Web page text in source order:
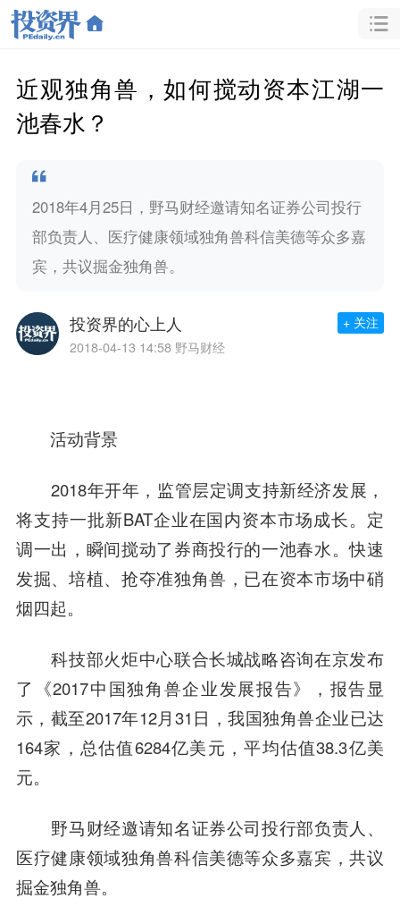
近观独角兽，如何搅动资本江湖一
池春水？
2018年4月25日，野马财经邀请知名证券公司投行
部负责人、医疗健康领域独角兽科信美德等众多嘉
宾，共议掘金独角兽。
投资界的心上人
2018-04-13 14:58 野马财经
+ 关注
活动背景
2018年开年，监管层定调支持新经济发展，
将支持一批新BAT企业在国内资本市场成长。定
调一出，瞬间搅动了券商投行的一池春水。快速
发掘、培植、抢夺准独角兽，已在资本市场中硝
烟四起。
科技部火炬中心联合长城战略咨询在京发布
了《2017中国独角兽企业发展报告》，报告显
示，截至2017年12月31日，我国独角兽企业已达
164家，总估值6284亿美元，平均估值38.3亿美
元。
野马财经邀请知名证券公司投行部负责人、
医疗健康领域独角兽科信美德等众多嘉宾，共议
掘金独角兽。